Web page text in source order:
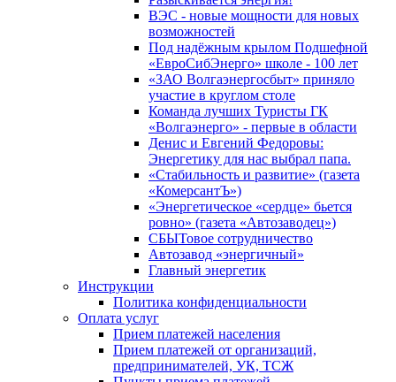
ВЭС - новые мощности для новых
возможностей
Под надёжным крылом Подшефной
«ЕвроСибЭнерго» школе - 100 лет
«ЗАО Волгаэнергосбыт» приняло
участие в круглом столе
Команда лучших Туристы ГК
«Волгаэнерго» - первые в области
Денис и Евгений Федоровы:
Энергетику для нас выбрал папа.
«Стабильность и развитие» (газета
«КомерсантЪ»)
«Энергетическое «сердце» бьется
ровно» (газета «Автозаводец»)
СБЫТовое сотрудничество
Автозавод «энергичный»
Главный энергетик
Инструкции
Политика конфиденциальности
Оплата услуг
Прием платежей населения
Прием платежей от организаций,
предпринимателей, УК, ТСЖ